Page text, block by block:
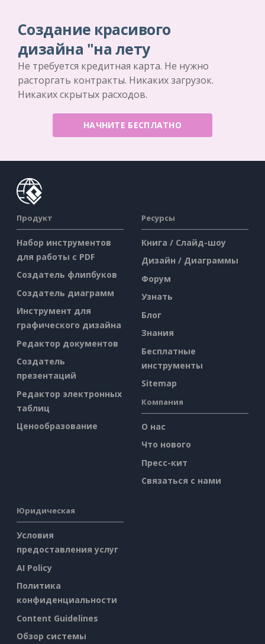
Создание красивого
дизайна "на лету
Не требуется кредитная карта. Не нужно
расторгать контракты. Никаких загрузок.
Никаких скрытых расходов.
НАЧНИТЕ БЕСПЛАТНО
Продукт
Набор инструментов
для работы с PDF
Создатель флипбуков
Создатель диаграмм
Инструмент для
графического дизайна
Редактор документов
Создатель
презентаций
Редактор электронных
таблиц
Ценообразование
Ресурсы
Книга / Слайд-шоу
Дизайн / Диаграммы
Форум
Узнать
Блог
Знания
Бесплатные
инструменты
Sitemap
Компания
О нас
Что нового
Пресс-кит
Связаться с нами
Юридическая
Условия
предоставления услуг
AI Policy
Политика
конфиденциальности
Content Guidelines
Обзор системы